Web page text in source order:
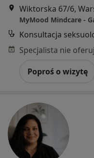
Wiktorska 67/6,
MyMood Mindcare -
Konsultacja
Poproś o wizytę